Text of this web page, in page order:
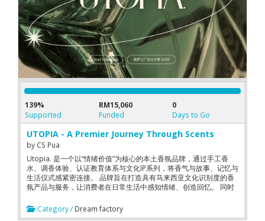
139%
Supported
RM15,060
Funded
0
Days to Go
UTOPIA - A Premier Journey Through Scents
by CS Pua
Utopia. 是一个以“情绪价值”为核心的本土香氛品牌，通过手工香
水、调香体验、认证教育体系与文化IP系列，将香气与故事、记忆与
生活仪式感紧密连接。 品牌旨在打造具有马来西亚文化识别度的香
氛产品与服务，让消费者在日常生活中感知情绪、创造回忆。 同时
Category / Dream factory